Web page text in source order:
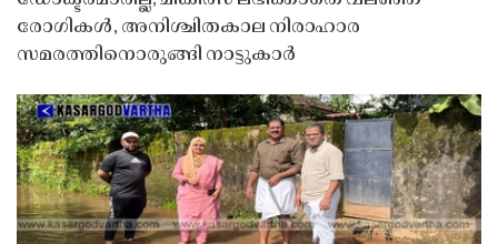
രോഗികൾ, അനിശ്ചിതകാല നിരാഹാര
സമരത്തിനൊരുങ്ങി നാട്ടുകാർ